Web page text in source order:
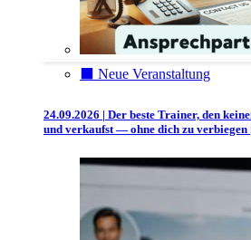
⬛️ Neue Veranstaltung
24.09.2026 | Der beste Trainer, den
und verkaufst — ohne dich zu verbiegen